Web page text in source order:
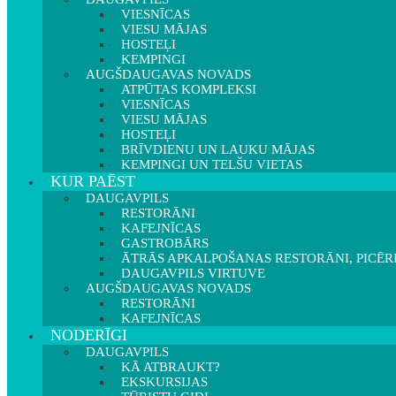
VIESNĪCAS
VIESU MĀJAS
HOSTEĻI
KEMPINGI
AUGŠDAUGAVAS NOVADS
ATPŪTAS KOMPLEKSI
VIESNĪCAS
VIESU MĀJAS
HOSTEĻI
BRĪVDIENU UN LAUKU MĀJAS
KEMPINGI UN TELŠU VIETAS
KUR PAĒST
DAUGAVPILS
RESTORĀNI
KAFEJNĪCAS
GASTROBĀRS
ĀTRĀS APKALPOŠANAS RESTORĀNI,
DAUGAVPILS VIRTUVE
AUGŠDAUGAVAS NOVADS
RESTORĀNI
KAFEJNĪCAS
NODERĪGI
DAUGAVPILS
KĀ ATBRAUKT?
EKSKURSIJAS